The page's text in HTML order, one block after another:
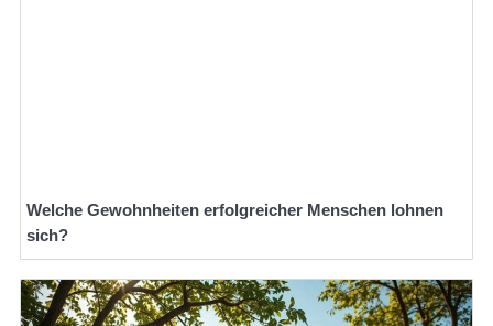
Welche Gewohnheiten erfolgreicher Menschen lohnen
sich?